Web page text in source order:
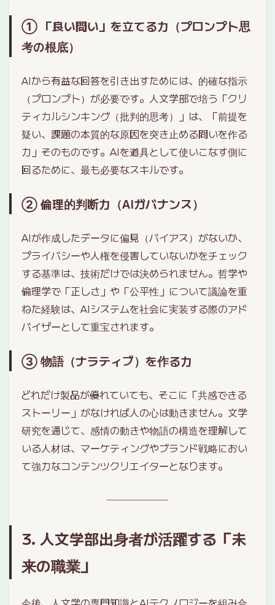
① 「良い問い」を立てる力（プロンプト思
考の根底）
AIから有益な回答を引き出すためには、的確な指示
（プロンプト）が必要です。人文学部で培う「クリ
ティカルシンキング（批判的思考）」は、「前提を
疑い、課題の本質的な原因を突き止める問いを作る
力」そのものです。AIを道具として使いこなす側に
回るために、最も必要なスキルです。
② 倫理的判断力（AIガバナンス）
AIが作成したデータに偏見（バイアス）がないか、
プライバシーや人権を侵害していないかをチェック
する基準は、技術だけでは決められません。哲学や
倫理学で「正しさ」や「公平性」について議論を重
ねた経験は、AIシステムを社会に実装する際のアド
バイザーとして重宝されます。
③ 物語（ナラティブ）を作る力
どれだけ製品が優れていても、そこに「共感できる
ストーリー」がなければ人の心は動きません。文学
研究を通じて、感情の動きや物語の構造を理解して
いる人材は、マーケティングやブランド戦略におい
て強力なコンテンツクリエイターとなります。
3. 人文学部出身者が活躍する「未
来の職業」